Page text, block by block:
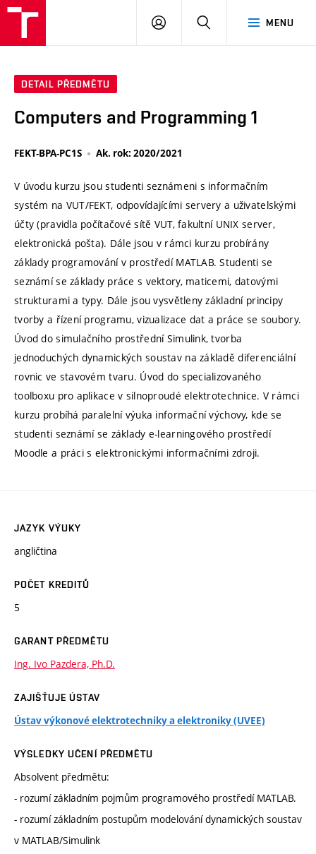
MENU
PŘIHLÁSIT
DETAIL PŘEDMĚTU
Computers and Programming 1
FEKT-BPA-PC1S Ak. rok: 2020/2021
V úvodu kurzu jsou studenti seznámeni s informačním
systém na VUT/FEKT, odpovídajícími servery a uživatelskými
účty (pravidla počítačové sítě VUT, fakultní UNIX server,
elektronická pošta). Dále jsou v rámci kurzu probírány
základy programování v prostředí MATLAB. Studenti se
seznámí se základy práce s vektory, maticemi, datovými
strukturami a typy. Dále jsou vysvětleny základní principy
tvorby a řízení programu, vizualizace dat a práce se soubory.
Úvod do simulačního prostřední Simulink, tvorba
jednoduchých dynamických soustav na základě diferenciální
rovnic ve stavovém tvaru. Úvod do specializovaného
toolboxu pro aplikace v silnoproudé elektrotechnice. V rámci
kurzu probíhá paralelní výuka informační výchovy, kde se
studenti seznámí se základy e-learningového prostředí
Moodle a práci s elektronickými informačními zdroji.
JAZYK VÝUKY
angličtina
POČET KREDITŮ
5
GARANT PŘEDMĚTU
Ing. Ivo Pazdera, Ph.D.
ZAJIŠŤUJE ÚSTAV
Ústav výkonové elektrotechniky a elektroniky (UVEE)
VÝSLEDKY UČENÍ PŘEDMĚTU
Absolvent předmětu:
- rozumí základním pojmům programového prostředí MATLAB.
- rozumí základním postupům modelování dynamických soustav
v MATLAB/Simulink